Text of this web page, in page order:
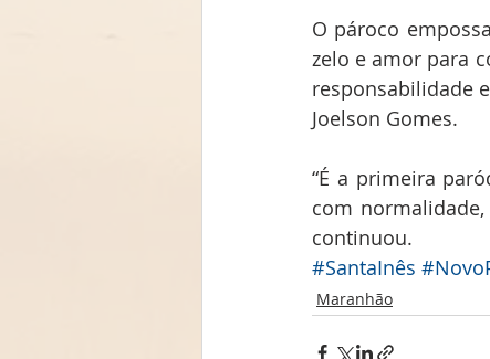
O pároco
zelo e amor para
responsabilidade
Joelson Gomes.
“É a primeira
com
continuou.
#SantaInês
Maranhão